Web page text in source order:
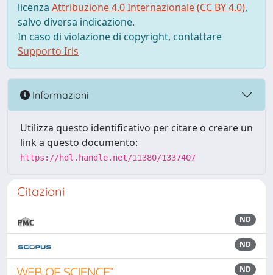
licenza Attribuzione 4.0 Internazionale (CC BY 4.0),
salvo diversa indicazione.
In caso di violazione di copyright, contattare
Supporto Iris
Informazioni
Utilizza questo identificativo per citare o creare un
link a questo documento:
https://hdl.handle.net/11380/1337407
Citazioni
ND
ND
ND